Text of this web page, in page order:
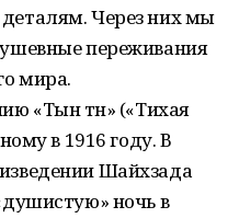
Через них мы
переживания
мира.
«Тын төн» («Тихая
в 1916 году. В
Шайхзада
ночь в